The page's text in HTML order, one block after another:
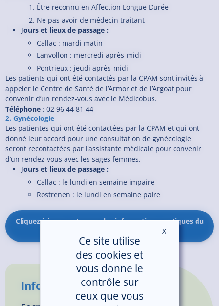
Être reconnu en Affection Longue Durée
Ne pas avoir de médecin traitant
Jours et lieux de passage :
Callac : mardi matin
Lanvollon : mercredi après-midi
Pontrieux : jeudi après-midi
Les patients qui ont été contactés par la CPAM sont invités à
appeler le Centre de Santé de l’Armor et de l’Argoat pour
convenir d’un rendez-vous avec le Médicobus.
Téléphone : 02 96 44 81 44
2. Gynécologie
Les patientes qui ont été contactées par la CPAM et qui ont
donné leur accord pour une consultation de gynécologie
seront recontactées par l’assistante médicale pour convenir
d’un rendez-vous avec les sages femmes.
Jours et lieux de passage :
Callac : le lundi en semaine impaire
Rostrenen : le lundi en semaine paire
Cliquez ici pour retrouver les informations pratiques du
Informations pratiques
Ce site utilise
des cookies et
vous donne le
contrôle sur
ceux que vous
XMasquer le